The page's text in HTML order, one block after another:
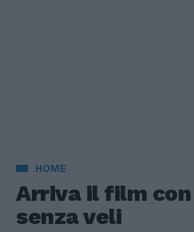
HOME
Arriva il film
senza veli